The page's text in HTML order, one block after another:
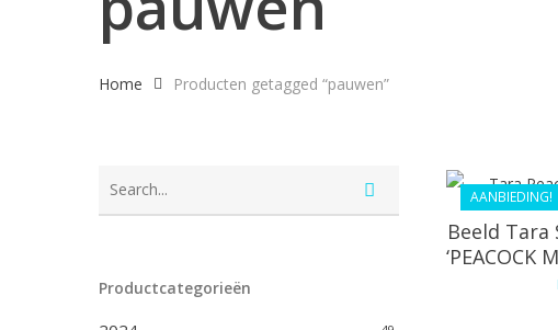
Home Producten getagged “pauwen”
Productcategorieën
AANBIEDING!
Beeld Tara
‘PEACOCK